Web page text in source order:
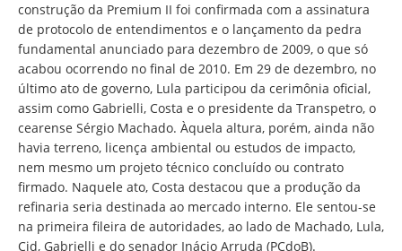
construção da Premium II foi confirmada com a assinatura
de protocolo de entendimentos e o lançamento da pedra
fundamental anunciado para dezembro de 2009, o que só
acabou ocorrendo no final de 2010. Em 29 de dezembro, no
último ato de governo, Lula participou da cerimônia oficial,
assim como Gabrielli, Costa e o presidente da Transpetro, o
cearense Sérgio Machado. Àquela altura, porém, ainda não
havia terreno, licença ambiental ou estudos de impacto,
nem mesmo um projeto técnico concluído ou contrato
firmado. Naquele ato, Costa destacou que a produção da
refinaria seria destinada ao mercado interno. Ele sentou-se
na primeira fileira de autoridades, ao lado de Machado, Lula,
Cid, Gabrielli e do senador Inácio Arruda (PCdoB).